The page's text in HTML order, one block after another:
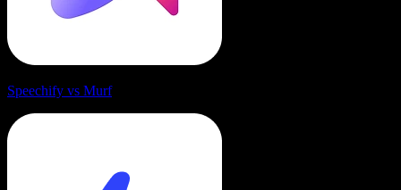
Speechify vs Murf